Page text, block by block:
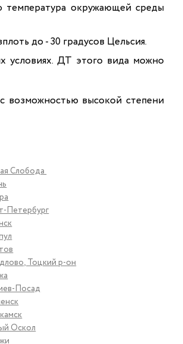
температура окружающей среды
до - 30 градусов Цельсия.
условиях. ДТ этого вида можно
возможностью высокой степени
Слобода
Петербург
Тоцкий р-он
Посад
Оскол